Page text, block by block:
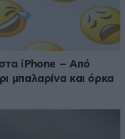
iPhone – Από
μπαλαρίνα και όρκα